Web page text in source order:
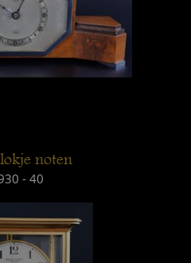
noten
- 40